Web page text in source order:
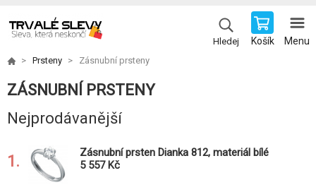
Hledej Košík Menu
Prsteny Zásnubní prsteny
ZÁSNUBNÍ PRSTENY
Nejprodávanější
1.
Zásnubní prsten Dianka 812, materiál bílé
zlato 585/1000, zirkon 4.0mm, váha: u
5 557 Kč